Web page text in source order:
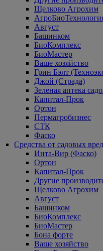
Щелково Агрохим
Август
Башинком
БиоКомплекс
БиоМастер
Ваше хозяйство
Грин Бэлт
Джой (Страда)
Зеленая аптека
Капитал-Прок
Ортон
Пермагробизнес
СТК
Фаско
Средства от садовых
Инта-Вир (Фаско)
Ортон
Капитал-Прок
Другие
Щелково Агрохим
Август
Башинком
БиоКомплекс
БиоМастер
Бона форте
Ваше хозяйство